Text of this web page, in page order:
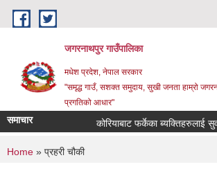
Skip to main content
जगरनाथपुर गाउँपालिका
मधेश प्रदेश, नेपाल सरकार
"समृद्ध गाउँ, सशक्त समुदाय, सुखी जनता हाम्रो
प्रगतिको आधार"
समाचार
You are here
Home » प्रहरी चौकी